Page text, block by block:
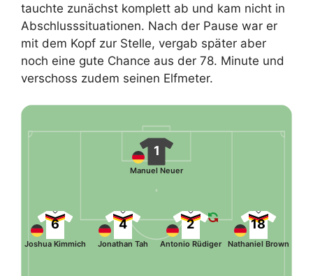
tauchte zunächst komplett ab und kam nicht in
Abschlusssituationen. Nach der Pause war er
mit dem Kopf zur Stelle, vergab später aber
noch eine gute Chance aus der 78. Minute und
verschoss zudem seinen Elfmeter.
1
Manuel Neuer
18
Nathaniel Brown
2
Antonio Rüdiger
4
Jonathan Tah
6
Joshua Kimmich